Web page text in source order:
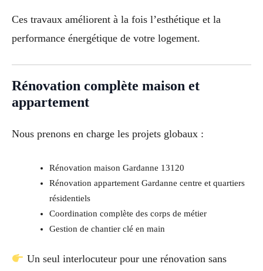
Ces travaux améliorent à la fois l’esthétique et la
performance énergétique de votre logement.
Rénovation complète maison et
appartement
Nous prenons en charge les projets globaux :
Rénovation maison Gardanne 13120
Rénovation appartement Gardanne centre et quartiers
résidentiels
Coordination complète des corps de métier
Gestion de chantier clé en main
Un seul interlocuteur pour une rénovation sans